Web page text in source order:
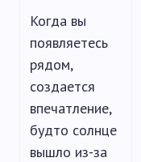
Когда вы
появляетесь
рядом,
создается
впечатление,
будто солнце
вышло из-за